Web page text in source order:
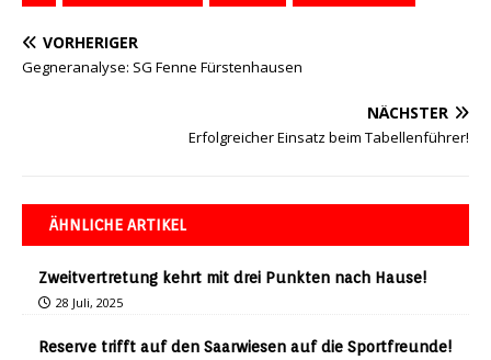
VORHERIGER
Gegneranalyse: SG Fenne Fürstenhausen
NÄCHSTER
Erfolgreicher Einsatz beim Tabellenführer!
ÄHNLICHE ARTIKEL
Zweitvertretung kehrt mit drei Punkten nach Hause!
28 Juli, 2025
Reserve trifft auf den Saarwiesen auf die Sportfreunde!